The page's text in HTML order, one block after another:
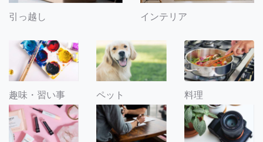
引っ越し インテリア
趣味・習い事 ペット 料理